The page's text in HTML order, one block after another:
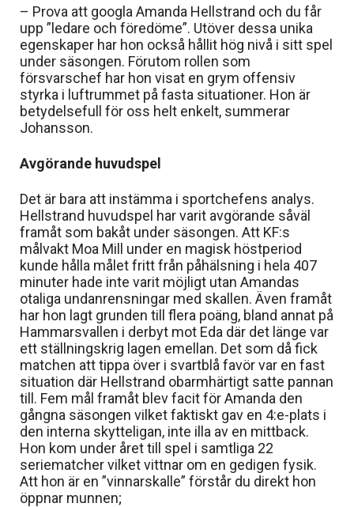
– Prova att googla Amanda Hellstrand och du får
upp ”ledare och föredöme”. Utöver dessa unika
egenskaper har hon också hållit hög nivå i sitt spel
under säsongen. Förutom rollen som
försvarschef har hon visat en grym offensiv
styrka i luftrummet på fasta situationer. Hon är
betydelsefull för oss helt enkelt, summerar
Johansson.
Avgörande huvudspel
Det är bara att instämma i sportchefens analys.
Hellstrand huvudspel har varit avgörande såväl
framåt som bakåt under säsongen. Att KF:s
målvakt Moa Mill under en magisk höstperiod
kunde hålla målet fritt från påhälsning i hela 407
minuter hade inte varit möjligt utan Amandas
otaliga undanrensningar med skallen. Även framåt
har hon lagt grunden till flera poäng, bland annat på
Hammarsvallen i derbyt mot Eda där det länge var
ett ställningskrig lagen emellan. Det som då fick
matchen att tippa över i svartblå favör var en fast
situation där Hellstrand obarmhärtigt satte pannan
till. Fem mål framåt blev facit för Amanda den
gångna säsongen vilket faktiskt gav en 4:e-plats i
den interna skytteligan, inte illa av en mittback.
Hon kom under året till spel i samtliga 22
seriematcher vilket vittnar om en gedigen fysik.
Att hon är en ”vinnarskalle” förstår du direkt hon
öppnar munnen;